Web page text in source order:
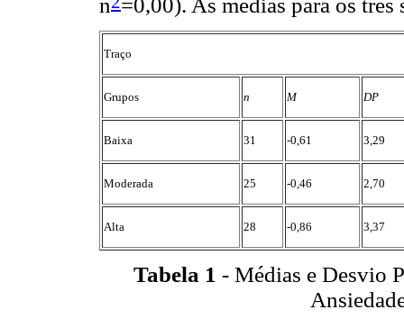
n =0,00). As médias para os três
Traço
Grupos n M DP
Baixa 31 -0,61 3,29
Moderada 25 -0,46 2,70
Alta 28 -0,86 3,37
Tabela 1 - Médias e Desvio